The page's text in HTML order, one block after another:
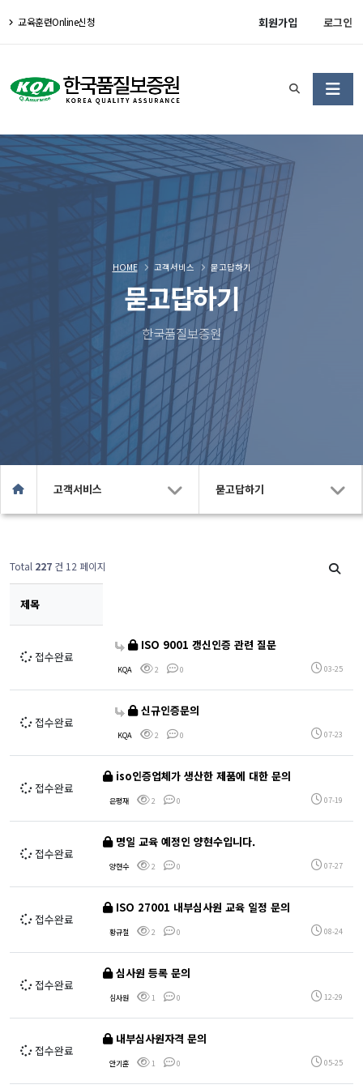
교육훈련Online신청 회원가입 로그인
묻고답하기
한국품질보증원
HOME 고객서비스 묻고답하기
고객서비스 묻고답하기
Total 227 건 12 페이지
제목
접수완료
ISO 9001 갱신인증 관련 질문
KQA 2 0 03-25
접수완료
신규인증문의
KQA 2 0 07-23
접수완료
iso인증업체가 생산한 제품에 대한 문의
은평재 2 0 07-19
접수완료
명일 교육 예정인 양현수입니다.
양현수 2 0 07-27
접수완료
ISO 27001 내부심사원 교육 일정 문의
황규철 2 0 08-24
접수완료
심사원 등록 문의
심사원 1 0 12-29
접수완료
내부심사원자격 문의
안기훈 1 0 05-25